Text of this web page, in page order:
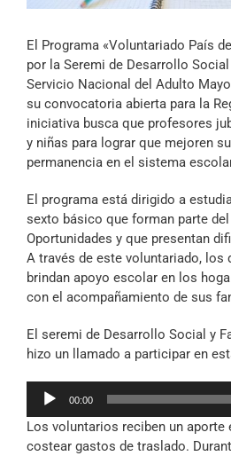
El Programa «Voluntariado País
por la Seremi de Desarrollo
Servicio Nacional del Adulto
su convocatoria abierta para la
iniciativa busca que profesores
y niñas para lograr que mejoren
permanencia en el sistema
El programa está dirigido a
sexto básico que forman parte
Oportunidades y que presentan
A través de este voluntariado, los
brindan apoyo escolar en los
con el acompañamiento de sus
El seremi de Desarrollo Social y
hizo un llamado a participar en
Reproductor
audio
00:00
Los voluntarios reciben un aporte
costear gastos de traslado.